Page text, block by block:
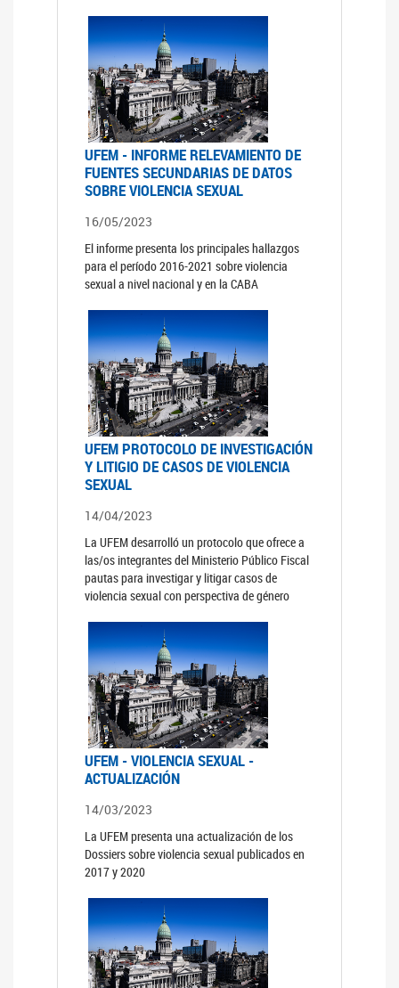
UFEM - INFORME RELEVAMIENTO DE
FUENTES SECUNDARIAS DE DATOS
SOBRE VIOLENCIA SEXUAL
16/05/2023
El informe presenta los principales hallazgos
para el período 2016-2021 sobre violencia
sexual a nivel nacional y en la CABA
UFEM PROTOCOLO DE INVESTIGACIÓN
Y LITIGIO DE CASOS DE VIOLENCIA
SEXUAL
14/04/2023
La UFEM desarrolló un protocolo que ofrece a
las/os integrantes del Ministerio Público Fiscal
pautas para investigar y litigar casos de
violencia sexual con perspectiva de género
UFEM - VIOLENCIA SEXUAL -
ACTUALIZACIÓN
14/03/2023
La UFEM presenta una actualización de los
Dossiers sobre violencia sexual publicados en
2017 y 2020